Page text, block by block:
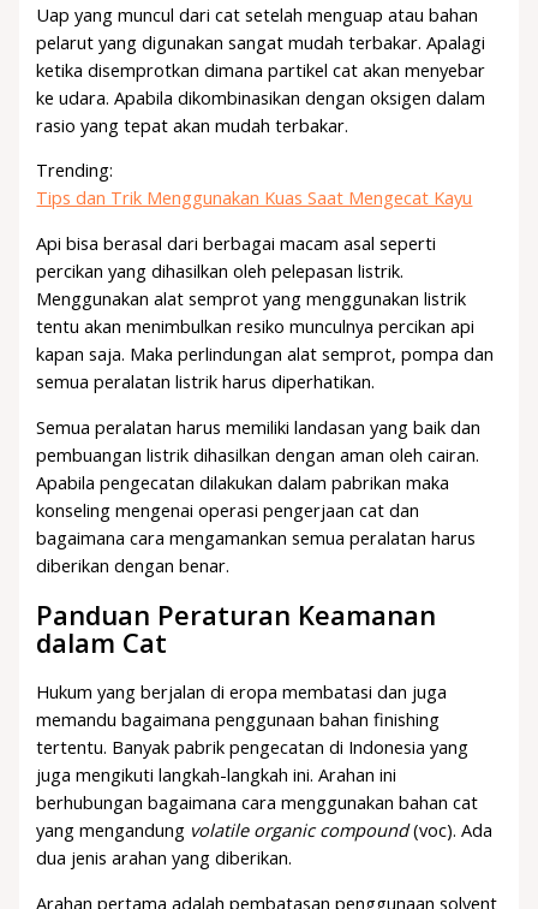
Uap yang muncul dari cat setelah menguap atau bahan
pelarut yang digunakan sangat mudah terbakar. Apalagi
ketika disemprotkan dimana partikel cat akan menyebar
ke udara. Apabila dikombinasikan dengan oksigen dalam
rasio yang tepat akan mudah terbakar.
Trending:
Tips dan Trik Menggunakan Kuas Saat Mengecat Kayu
Api bisa berasal dari berbagai macam asal seperti
percikan yang dihasilkan oleh pelepasan listrik.
Menggunakan alat semprot yang menggunakan listrik
tentu akan menimbulkan resiko munculnya percikan api
kapan saja. Maka perlindungan alat semprot, pompa dan
semua peralatan listrik harus diperhatikan.
Semua peralatan harus memiliki landasan yang baik dan
pembuangan listrik dihasilkan dengan aman oleh cairan.
Apabila pengecatan dilakukan dalam pabrikan maka
konseling mengenai operasi pengerjaan cat dan
bagaimana cara mengamankan semua peralatan harus
diberikan dengan benar.
Panduan Peraturan Keamanan
dalam Cat
Hukum yang berjalan di eropa membatasi dan juga
memandu bagaimana penggunaan bahan finishing
tertentu. Banyak pabrik pengecatan di Indonesia yang
juga mengikuti langkah-langkah ini. Arahan ini
berhubungan bagaimana cara menggunakan bahan cat
yang mengandung volatile organic compound(voc). Ada
dua jenis arahan yang diberikan.
Arahan pertama adalah pembatasan penggunaan solvent